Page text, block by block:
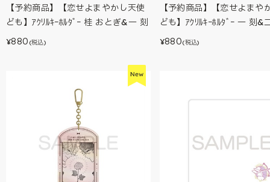
【予約商品】【恋せよまやかし天使
ども】ｱｸﾘﾙｷｰﾎﾙﾀﾞｰ 桂 おとぎ&一 刻
¥880 (税込)
【予約商品】【恋せよまや
ども】ｱｸﾘﾙｷｰﾎﾙﾀﾞｰ 一 刻&
¥880(税込)